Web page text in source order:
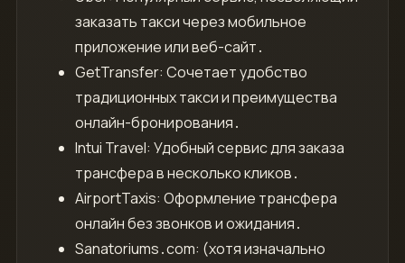
заказать такси через мобильное
приложение или веб-сайт․
GetTransfer: Сочетает удобство
традиционных такси и преимущества
онлайн-бронирования․
Intui Travel: Удобный сервис для заказа
трансфера в несколько кликов․
AirportTaxis: Оформление трансфера
онлайн без звонков и ожидания․
Sanatoriums․com: (хотя изначально